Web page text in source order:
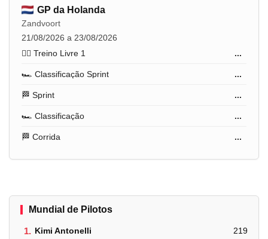
GP da Holanda
Zandvoort
21/08/2026 a 23/08/2026
🏋️‍♂️ Treino Livre 1
...
🏎️ Classificação Sprint ...
🏁 Sprint ...
🏎️ Classificação ...
🏁 Corrida ...
Mundial de Pilotos
1. Kimi Antonelli 219